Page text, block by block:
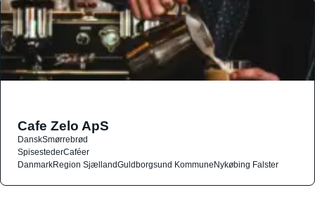
Cafe Zelo ApS
DanskSmørrebrød
SpisestederCaféer
DanmarkRegion SjællandGuldborgsund KommuneNykøbing Falster